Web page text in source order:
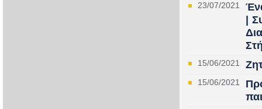
23/07/2021
|
15/06/2021
15/06/2021